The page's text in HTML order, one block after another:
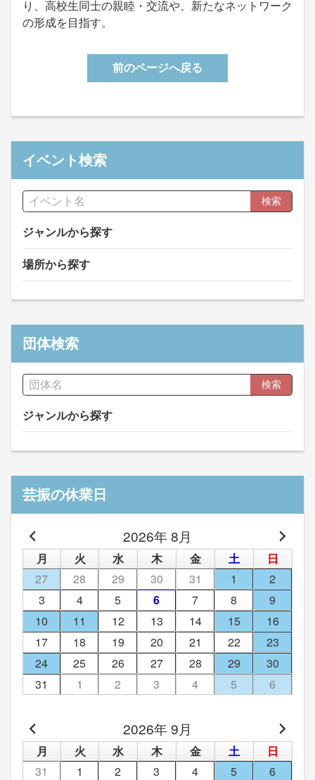
り、高校生同士の親睦・交流や、新たなネットワーク
の形成を目指す。
前のページへ戻る
イベント検索
検索
ジャンルから探す
場所から探す
団体検索
検索
ジャンルから探す
芸振の休業日
2026年 8月
月 火 水 木 金 土
日
27
28 29 30 31 1
2
3
4 5 6 7 8
9
10
11 12 13 14 15
16
17
18 19 20 21 22
23
24
25 26 27 28 29
30
31
1 2 3 4 5 6
2026年 9月
月 火 水 木 金 土
日
31
1 2 3 4 5
6